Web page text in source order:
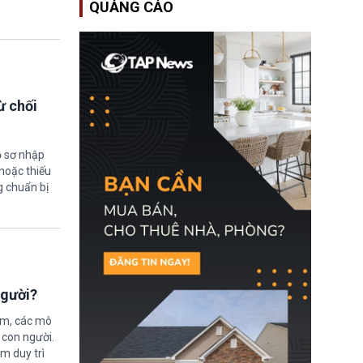
chối
sơ nhập
thiếu
chuẩn bị
các mô
người.
duy trì
nguy cơ thiếu hụt lực
lượng trầm trọng. Điều
này cần được đặc biệt
chú ý bởi nếu các siêu
bão đổ bộ Hoa Kỳ ở nửa
cuối năm 2026, lực
lượng ứng phó “mỏng”
có thể làm nghẽn công
tác cứu trợ; dẫn đến hệ
thống ứng phó khẩn cấp
quốc gia quá tải.
QUẢNG CÁO